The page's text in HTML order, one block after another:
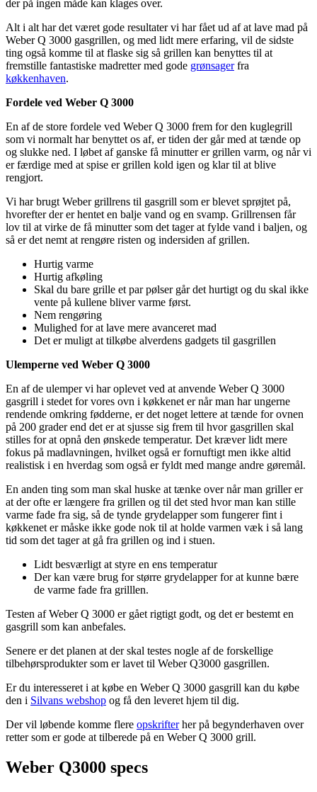
der på ingen måde kan klages over.
Alt i alt har det været gode resultater vi har fået ud af at lave mad på
Weber Q 3000 gasgrillen, og med lidt mere erfaring, vil de sidste
ting også komme til at flaske sig så grillen kan benyttes til at
fremstille fantastiske madretter med gode grønsagerfra
køkkenhaven.
Fordele ved Weber Q 3000
En af de store fordele ved Weber Q 3000 frem for den kuglegrill
som vi normalt har benyttet os af, er tiden der går med at tænde op
og slukke ned. I løbet af ganske få minutter er grillen varm, og når vi
er færdige med at spise er grillen kold igen og klar til at blive
rengjort.
Vi har brugt Weber grillrens til gasgrill som er blevet sprøjtet på,
hvorefter der er hentet en balje vand og en svamp. Grillrensen får
lov til at virke de få minutter som det tager at fylde vand i baljen, og
så er det nemt at rengøre risten og indersiden af grillen.
Hurtig varme
Hurtig afkøling
Skal du bare grille et par pølser går det hurtigt og du skal ikke
vente på kullene bliver varme først.
Nem rengøring
Mulighed for at lave mere avanceret mad
Det er muligt at tilkøbe alverdens gadgets til gasgrillen
Ulemperne ved Weber Q 3000
En af de ulemper vi har oplevet ved at anvende Weber Q 3000
gasgrill i stedet for vores ovn i køkkenet er når man har ungerne
rendende omkring fødderne, er det noget lettere at tænde for ovnen
på 200 grader end det er at sjusse sig frem til hvor gasgrillen skal
stilles for at opnå den ønskede temperatur. Det kræver lidt mere
fokus på madlavningen, hvilket også er fornuftigt men ikke altid
realistisk i en hverdag som også er fyldt med mange andre gøremål.
En anden ting som man skal huske at tænke over når man griller er
at der ofte er længere fra grillen og til det sted hvor man kan stille
varme fade fra sig, så de tynde grydelapper som fungerer fint i
køkkenet er måske ikke gode nok til at holde varmen væk i så lang
tid som det tager at gå fra grillen og ind i stuen.
Lidt besværligt at styre en ens temperatur
Der kan være brug for større grydelapper for at kunne bære
de varme fade fra grilllen.
Testen af Weber Q 3000 er gået rigtigt godt, og det er bestemt en
gasgrill som kan anbefales.
Senere er det planen at der skal testes nogle af de forskellige
tilbehørsprodukter som er lavet til Weber Q3000 gasgrillen.
Er du interesseret i at købe en Weber Q 3000 gasgrill kan du købe
den i Silvans webshop og få den leveret hjem til dig.
Der vil løbende komme flere opskrifterher på begynderhaven over
retter som er gode at tilberede på en Weber Q 3000 grill.
Weber Q3000 specs